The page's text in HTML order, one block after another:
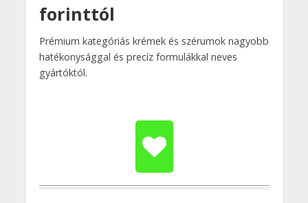
forinttól
Prémium kategóriás krémek és szérumok nagyobb
hatékonysággal és precíz formulákkal neves
gyártóktól.